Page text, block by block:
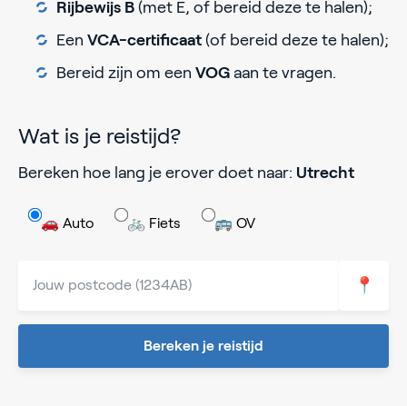
Rijbewijs B (met E, of bereid deze te halen);
Een VCA-certificaat (of bereid deze te halen);
Bereid zijn om een VOG aan te vragen.
Wat is je reistijd?
Bereken hoe lang je erover doet naar: Utrecht
🚗 Auto 🚲 Fiets 🚌 OV
📍
Bereken je reistijd